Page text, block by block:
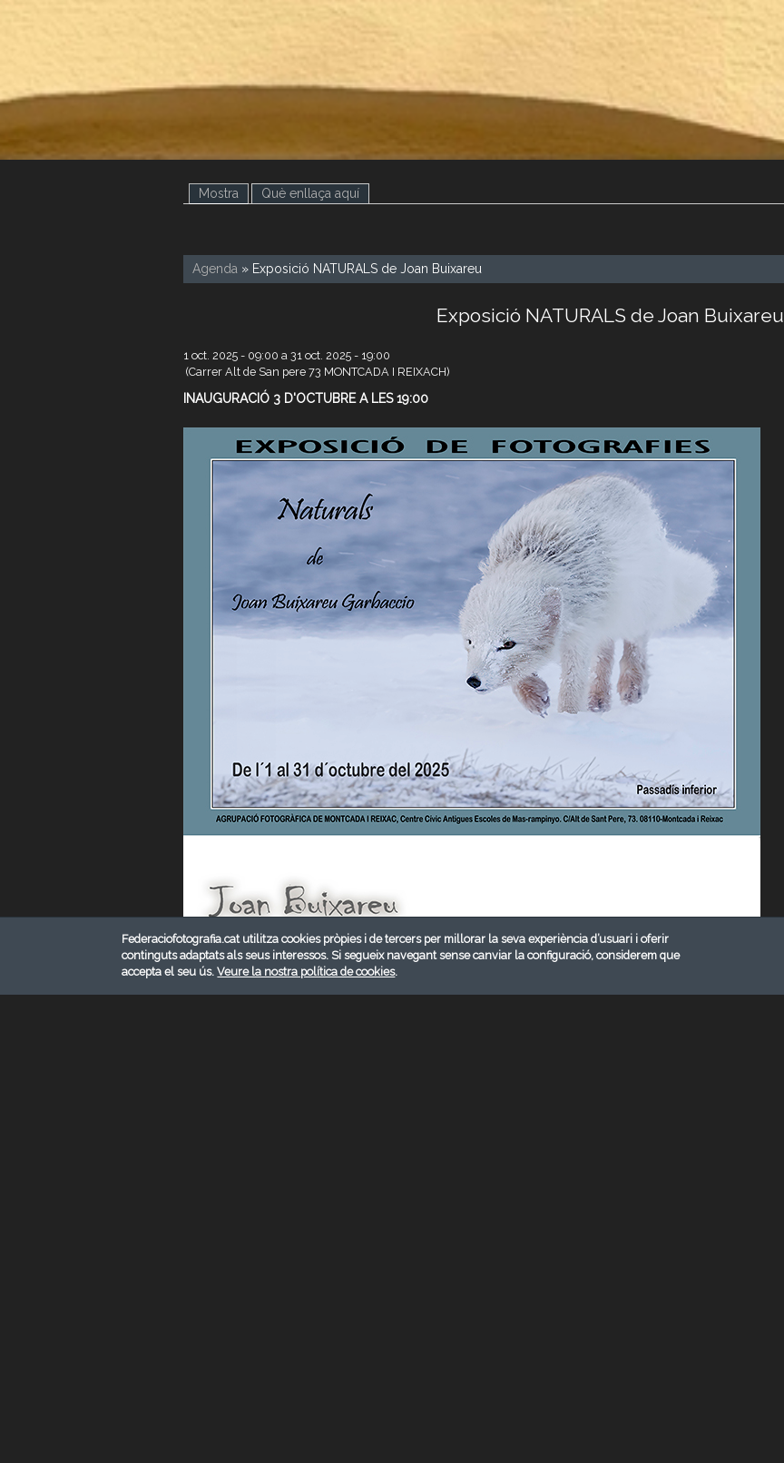
Mostra (pestanya activa)
Què enllaça aquí
Agenda » Exposició NATURALS de Joan Buixareu
Exposició NATURALS de Joan Buixareu
1 oct. 2025 - 09:00 a 31 oct. 2025 - 19:00
(Carrer Alt de San pere 73 MONTCADA I REIXACH)
INAUGURACIÓ 3 D'OCTUBRE A LES 19:00
Federaciofotografia.cat utilitza cookies pròpies i de tercers per millorar la seva experiència d’usuari i oferir
continguts adaptats als seus interessos. Si segueix navegant sense canviar la configuració, considerem que
accepta el seu ús.Veure la nostra política de cookies.